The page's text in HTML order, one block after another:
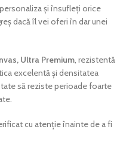
și însufleți orice
dacă îl vei oferi în dar unei
Ultra Premium, rezistentă
excelentă și densitatea
să reziste perioade foarte
cu atenție înainte de a fi